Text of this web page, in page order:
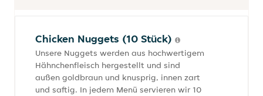
Chicken Nuggets (10 Stück)
Unsere Nuggets werden aus hochwertigem
Hähnchenfleisch hergestellt und sind
außen goldbraun und knusprig, innen zart
und saftig. In jedem Menü servieren wir 10